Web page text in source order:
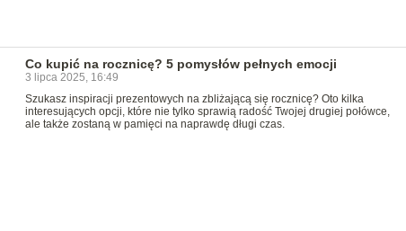
Co kupić na rocznicę? 5 pomysłów pełnych emocji
3 lipca 2025, 16:49
Szukasz inspiracji prezentowych na zbliżającą się rocznicę? Oto kilka
interesujących opcji, które nie tylko sprawią radość Twojej drugiej połówce,
ale także zostaną w pamięci na naprawdę długi czas.